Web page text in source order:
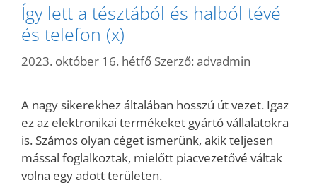
Így lett a tésztából és halból tévé
és telefon (x)
2023. október 16. hétfő Szerző: advadmin
A nagy sikerekhez általában hosszú út vezet. Igaz
ez az elektronikai termékeket gyártó vállalatokra
is. Számos olyan céget ismerünk, akik teljesen
mással foglalkoztak, mielőtt piacvezetővé váltak
volna egy adott területen.